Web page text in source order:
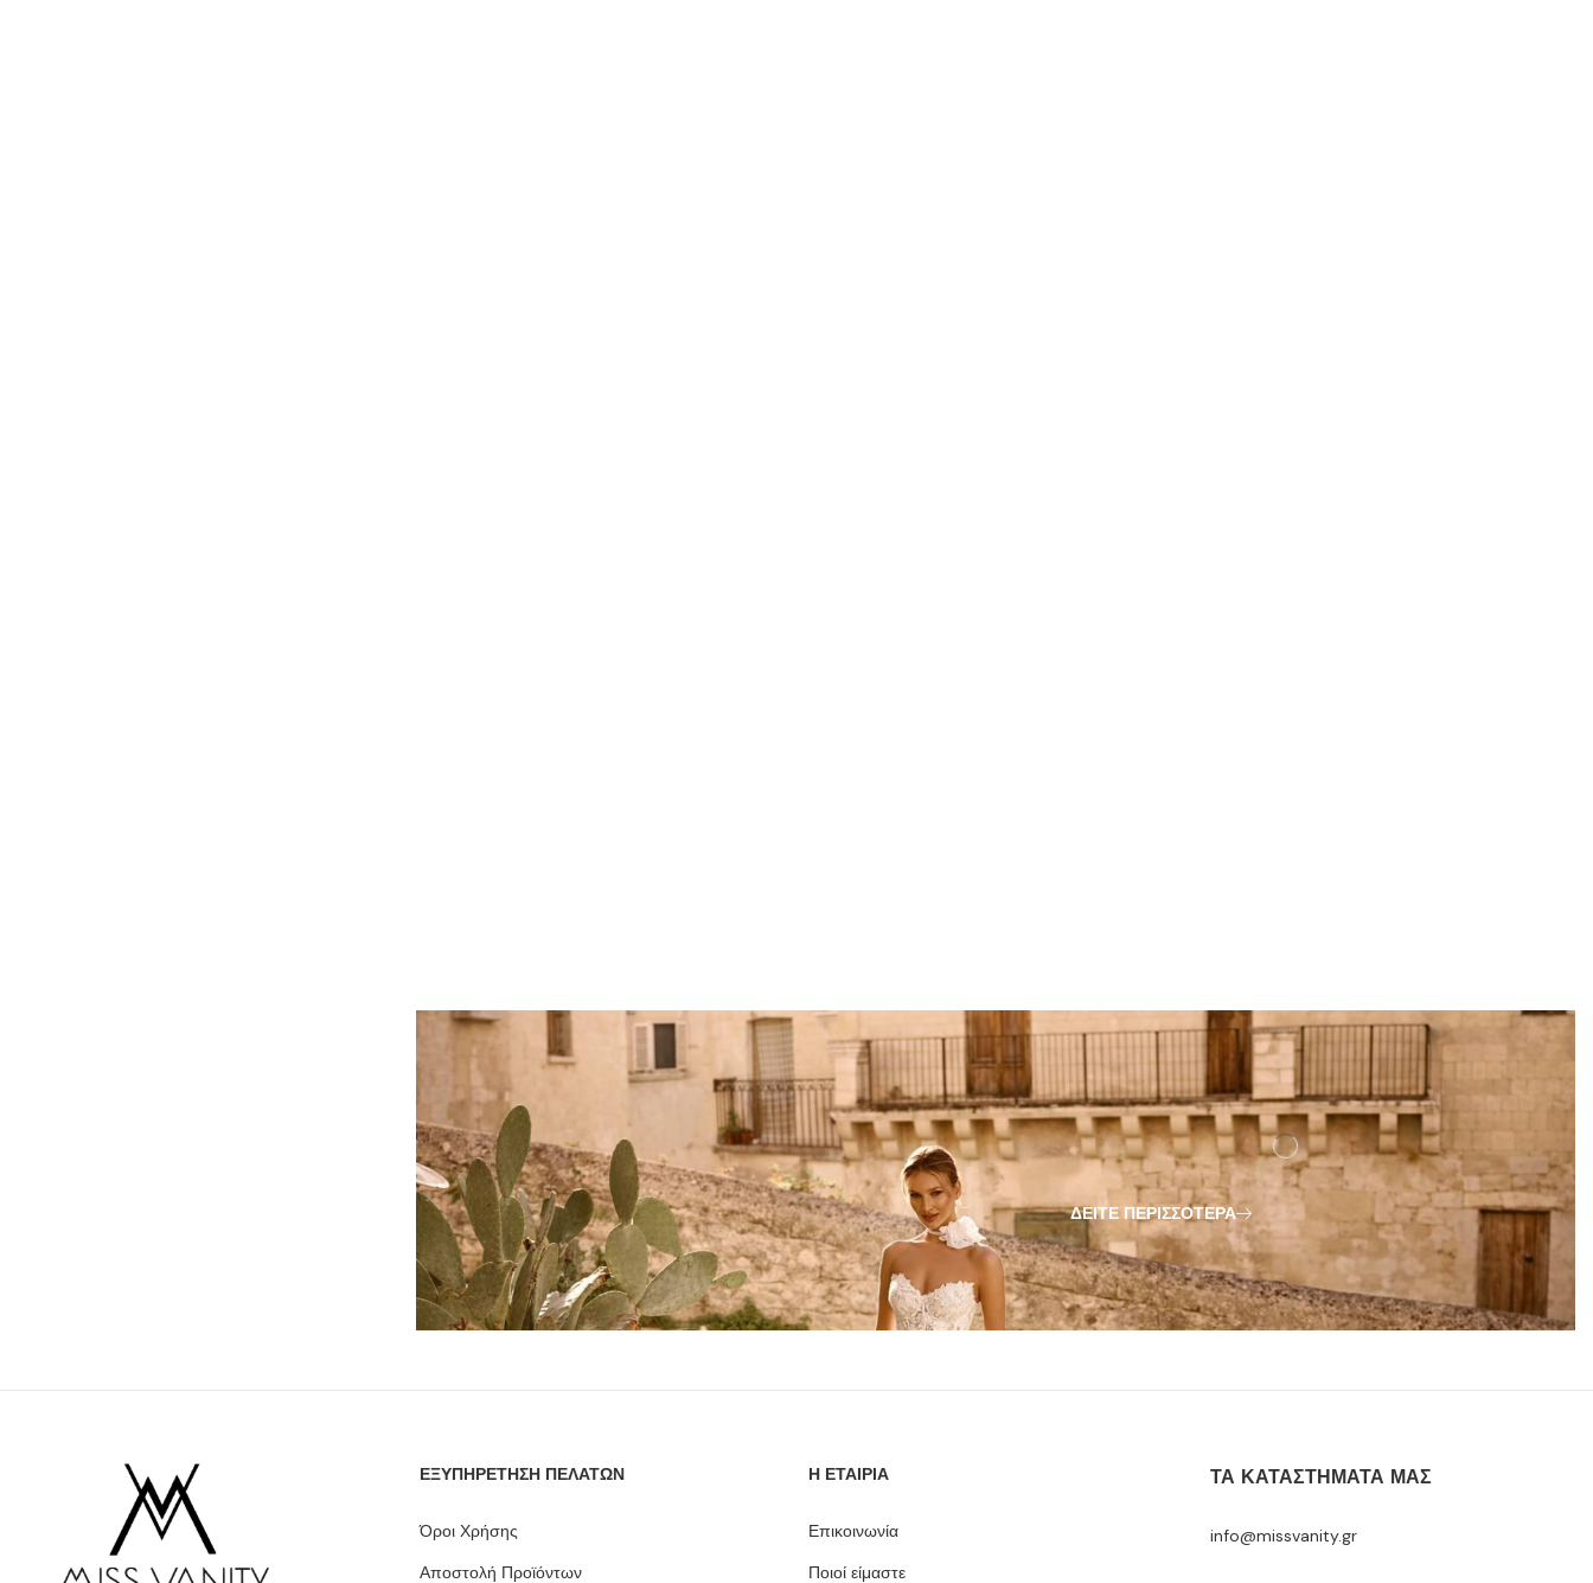
ΔΕΊΤΕ ΠΕΡΙΣΣΌΤΕΡΑ
ΕΞΥΠΗΡΕΤΗΣΗ ΠΕΛΑΤΩΝ
Όροι Χρήσης
Αποστολή Προϊόντων
Η ΕΤΑΙΡΙΑ
Επικοινωνία
Ποιοί είμαστε
ΤΑ ΚΑΤΑΣΤΉΜΑΤΆ ΜΑΣ
info@missvanity.gr